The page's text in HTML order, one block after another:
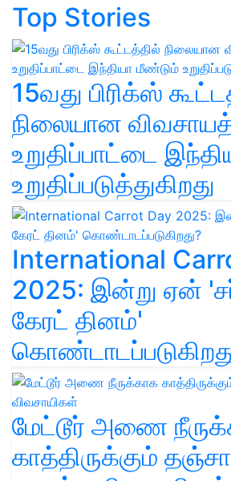
Top Stories
15வது பிரிக்ஸ்
நிலையான
உறுதிப்பாட்டை
உறுதிப்படுத்துகிறது
International
2025: இன்று ஏன்
கேரட் தினம்'
மேட்டூர் அணை
காத்திருக்கும்